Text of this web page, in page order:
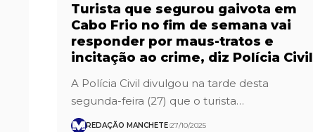
Turista que segurou gaivota em
Cabo Frio no fim de semana vai
responder por maus-tratos e
incitação ao crime, diz Polícia Civil
A Polícia Civil divulgou na tarde desta
segunda-feira (27) que o turista…
REDAÇÃO MANCHETE 27/10/2025